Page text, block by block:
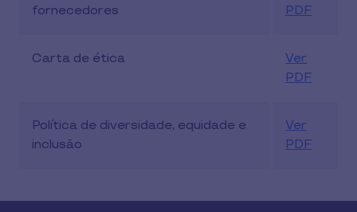
fornecedores
PDF
Carta de ética
Ver
PDF
Política de diversidade, equidade e
inclusão
Ver
PDF